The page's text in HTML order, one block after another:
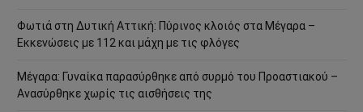
Φωτιά στη Δυτική Αττική: Πύρινος κλοιός στα Μέγαρα –
Εκκενώσεις με 112 και μάχη με τις φλόγες
Μέγαρα: Γυναίκα παρασύρθηκε από συρμό του Προαστιακού –
Ανασύρθηκε χωρίς τις αισθήσεις της